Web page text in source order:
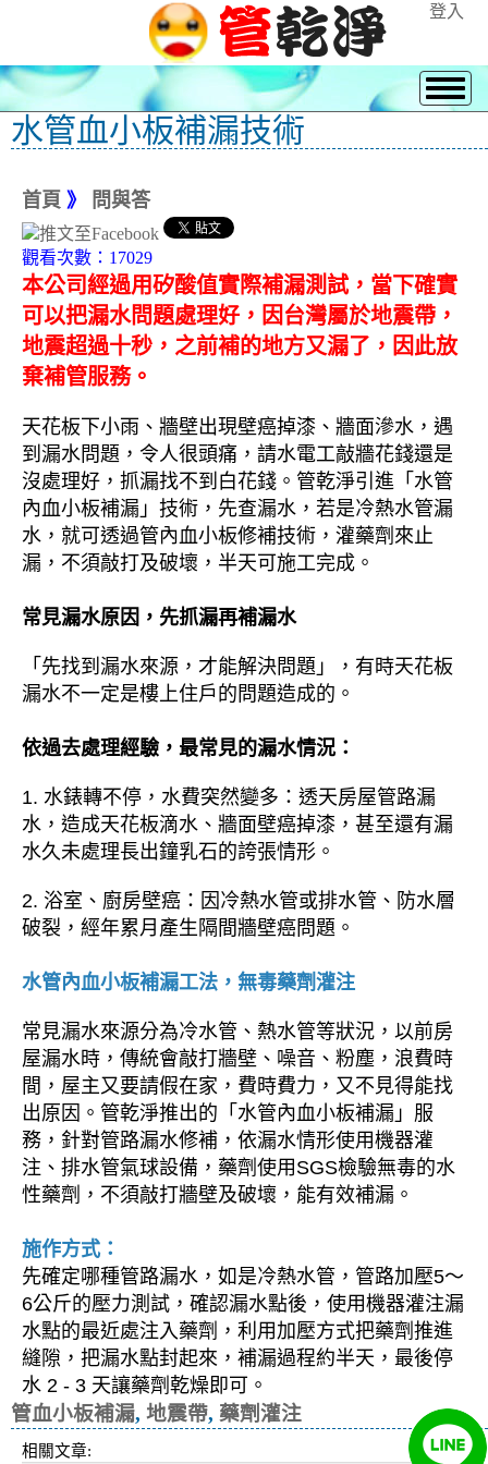
登入
水管血小板補漏技術
首頁 》 問與答
觀看次數：17029
本公司經過用矽酸值實際補漏測試，當下確實
可以把漏水問題處理好，因台灣屬於地震帶，
地震超過十秒，之前補的地方又漏了，因此放
棄補管服務。
天花板下小雨、牆壁出現壁癌掉漆、牆面滲水，遇
到漏水問題，令人很頭痛，請水電工敲牆花錢還是
沒處理好，抓漏找不到白花錢。管乾淨引進「水管
內血小板補漏」技術，先查漏水，若是冷熱水管漏
水，就可透過管內血小板修補技術，灌藥劑來止
漏，不須敲打及破壞，半天可施工完成。
常見漏水原因，先抓漏再補漏水
「先找到漏水來源，才能解決問題」，有時天花板
漏水不一定是樓上住戶的問題造成的。
依過去處理經驗，最常見的漏水情況：
1. 水錶轉不停，水費突然變多：透天房屋管路漏
水，造成天花板滴水、牆面壁癌掉漆，甚至還有漏
水久未處理長出鐘乳石的誇張情形。
2. 浴室、廚房壁癌：因冷熱水管或排水管、防水層
破裂，經年累月產生隔間牆壁癌問題。
水管內血小板補漏工法，無毒藥劑灌注
常見漏水來源分為冷水管、熱水管等狀況，以前房
屋漏水時，傳統會敲打牆壁、噪音、粉塵，浪費時
間，屋主又要請假在家，費時費力，又不見得能找
出原因。管乾淨推出的「水管內血小板補漏」服
務，針對管路漏水修補，依漏水情形使用機器灌
注、排水管氣球設備，藥劑使用SGS檢驗無毒的水
性藥劑，不須敲打牆壁及破壞，能有效補漏。
施作方式：
先確定哪種管路漏水，如是冷熱水管，管路加壓5～
6公斤的壓力測試，確認漏水點後，使用機器灌注漏
水點的最近處注入藥劑，利用加壓方式把藥劑推進
縫隙，把漏水點封起來，補漏過程約半天，最後停
水 2 - 3 天讓藥劑乾燥即可。
管血小板補漏, 地震帶, 藥劑灌注
相關文章: